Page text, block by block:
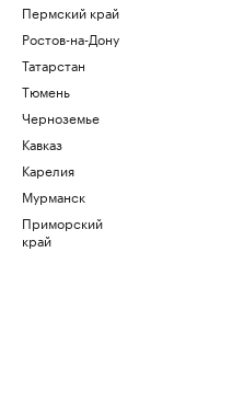
Пермский край
Ростов-на-Дону
Татарстан
Тюмень
Черноземье
Кавказ
Карелия
Мурманск
Приморский
край